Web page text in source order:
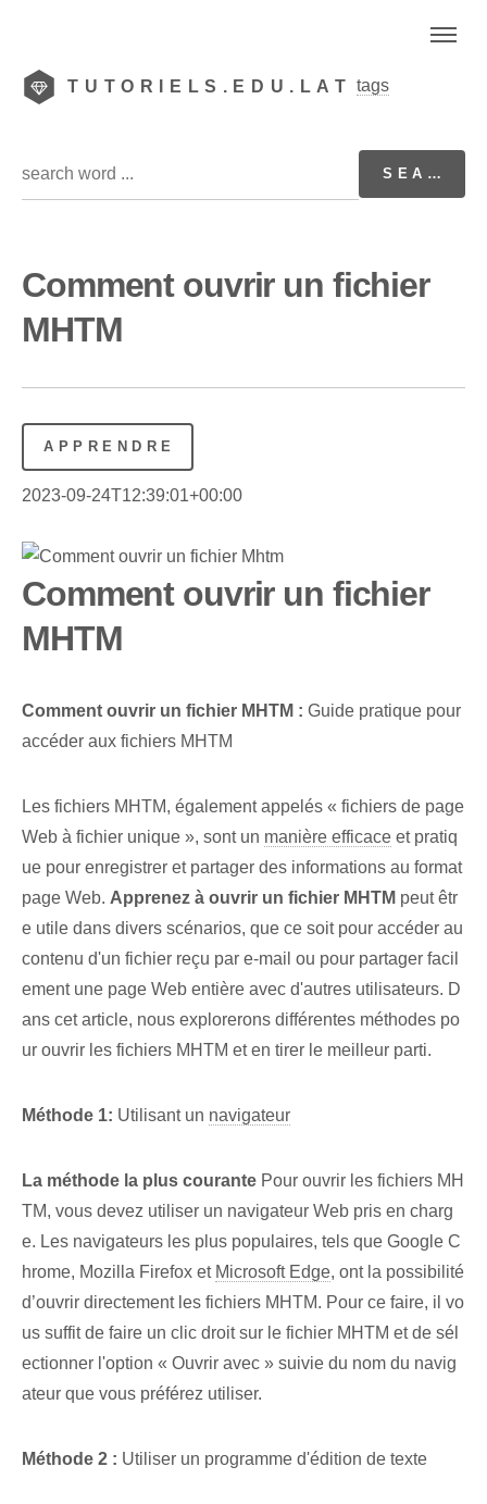
TUTORIELS.EDU.LAT tags
Comment ouvrir un fichier
MHTM
APPRENDRE
2023-09-24T12:39:01+00:00
Comment ouvrir un fichier
MHTM
Comment ouvrir un fichier MHTM : Guide pratique pour
accéder aux fichiers ⁣MHTM
Les fichiers MHTM, également appelés « fichiers de page
Web à fichier unique », sont un manière efficace et pratiq
ue pour enregistrer et partager des informations au format
page Web. Apprenez à ouvrir un fichier MHTM peut êtr
e utile dans ‌divers scénarios, que ce soit pour accéder au
contenu d'un fichier‌ reçu par e-mail ou ⁢pour partager facil
ement une page Web entière‌ avec d'autres utilisateurs. D
ans cet article, nous explorerons différentes méthodes po
ur ouvrir les fichiers MHTM et en tirer le meilleur parti.
Méthode 1: Utilisant un navigateur
La méthode la plus courante Pour ouvrir les fichiers MH
TM, vous devez utiliser un navigateur Web pris en charg
e. Les navigateurs les plus populaires, tels que Google C
hrome, Mozilla Firefox et Microsoft Edge, ont la possibilité
d’ouvrir directement les fichiers MHTM. Pour ce faire, il vo
us suffit de faire un clic droit sur le fichier MHTM et de sél
ectionner l'option « Ouvrir avec » suivie du nom du navig
ateur que vous préférez utiliser.
Méthode 2 : Utiliser un programme d'édition de texte